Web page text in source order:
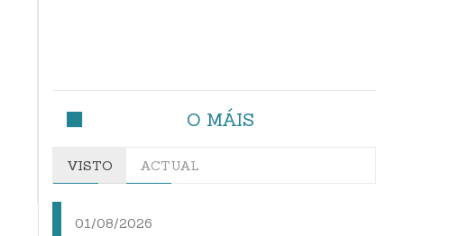
O MÁIS
VISTO ACTUAL
01/08/2026